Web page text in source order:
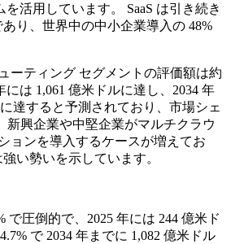
活用しています。 SaaS は引き続き
り、世界中の中小企業導入の 48%
ーティング セグメントの評価額は約
には 1,061 億米ドルに達し、2034 年
達すると予測されており、市場シェ
新興企業や中堅企業がマルチクラウ
ョンを導入するケースが増えてお
い勢いを示しています。
で圧倒的で、2025 年には 244 億米ド
で 2034 年までに 1,082 億米ドル